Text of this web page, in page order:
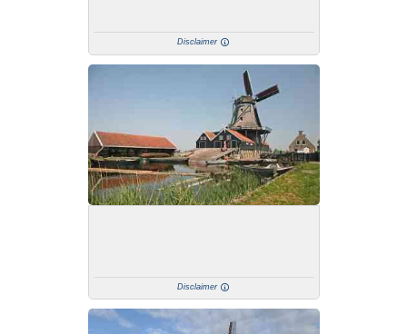
Uitgeverij: NoordBoek - Auteur: Peter
Disclaimer
Disclaimer